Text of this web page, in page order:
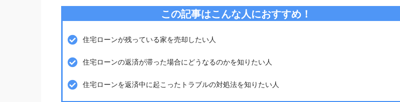
この記事はこんな人におすすめ！
住宅ローンが残っている家を売却したい人
住宅ローンの返済が滞った場合にどうなるのかを知りたい人
住宅ローンを返済中に起こったトラブルの対処法を知りたい人